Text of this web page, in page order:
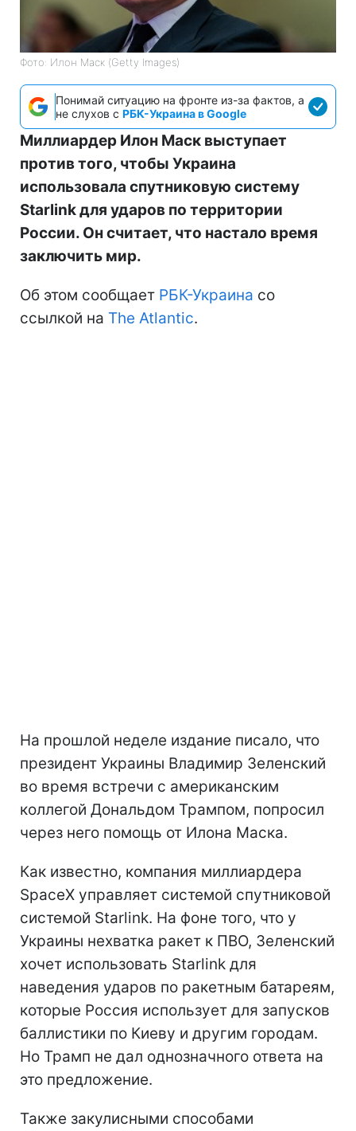
Фото: Илон Маск (Getty Images)
Понимай ситуацию на фронте из-за фактов, а
не слухов с РБК-Украина в Google
Миллиардер Илон Маск выступает
против того, чтобы Украина
использовала спутниковую систему
Starlink для ударов по территории
России. Он считает, что настало время
заключить мир.
Об этом сообщает РБК-Украина со
ссылкой на The Atlantic.
На прошлой неделе издание писало, что
президент Украины Владимир Зеленский
во время встречи с американским
коллегой Дональдом Трампом, попросил
через него помощь от Илона Маска.
Как известно, компания миллиардера
SpaceX управляет системой спутниковой
системой Starlink. На фоне того, что у
Украины нехватка ракет к ПВО, Зеленский
хочет использовать Starlink для
наведения ударов по ракетным батареям,
которые Россия использует для запусков
баллистики по Киеву и другим городам.
Но Трамп не дал однозначного ответа на
это предложение.
Также закулисными способами